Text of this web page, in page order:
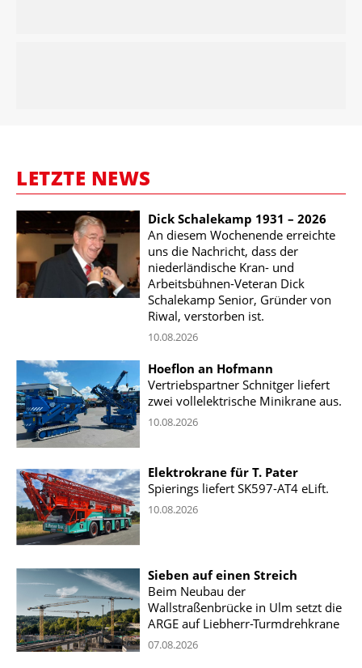
LETZTE NEWS
Dick Schalekamp 1931 – 2026
An diesem Wochenende erreichte
uns die Nachricht, dass der
niederländische Kran- und
Arbeitsbühnen-Veteran Dick
Schalekamp Senior, Gründer von
Riwal, verstorben ist.
10.08.2026
Hoeflon an Hofmann
Vertriebspartner Schnitger liefert
zwei vollelektrische Minikrane aus.
10.08.2026
Elektrokrane für T. Pater
Spierings liefert SK597-AT4 eLift.
10.08.2026
Sieben auf einen Streich
Beim Neubau der
Wallstraßenbrücke in Ulm setzt die
ARGE auf Liebherr-Turmdrehkrane
07.08.2026